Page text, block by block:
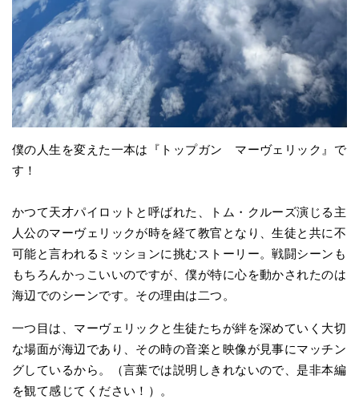
僕の人生を変えた一本は『トップガン マーヴェリック』で
す！
かつて天才パイロットと呼ばれた、トム・クルーズ演じる主
人公のマーヴェリックが時を経て教官となり、生徒と共に不
可能と言われるミッションに挑むストーリー。戦闘シーンも
もちろんかっこいいのですが、僕が特に心を動かされたのは
海辺でのシーンです。その理由は二つ。
一つ目は、マーヴェリックと生徒たちが絆を深めていく大切
な場面が海辺であり、その時の音楽と映像が見事にマッチン
グしているから。（言葉では説明しきれないので、是非本編
を観て感じてください！）。